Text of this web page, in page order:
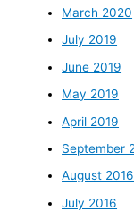
March 2020
July 2019
June 2019
May 2019
April 2019
September
August 2016
July 2016